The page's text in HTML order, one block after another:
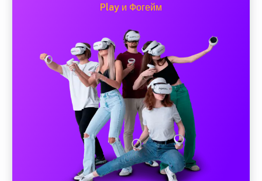
Play и Фогейм